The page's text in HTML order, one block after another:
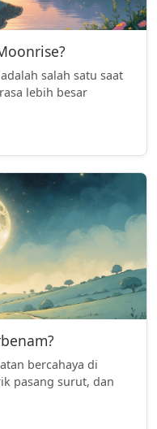
salah satu saat
lebih besar
bercahaya di
pasang surut, dan